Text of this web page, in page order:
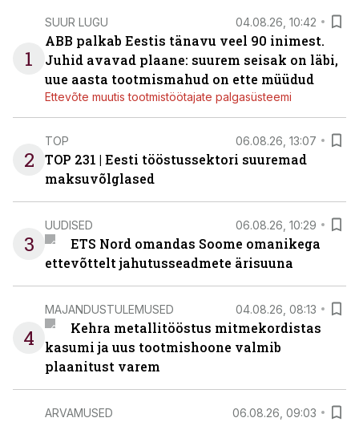
1
SUUR LUGU 04.08.26, 10:42
ABB palkab Eestis tänavu veel 90 inimest.
Juhid avavad plaane: suurem seisak on läbi,
uue aasta tootmismahud on ette müüdud
Ettevõte muutis tootmistöötajate palgasüsteemi
2
TOP 06.08.26, 13:07
TOP 231 | Eesti tööstussektori suuremad
maksuvõlglased
3
UUDISED 06.08.26, 10:29
ETS Nord omandas Soome omanikega
ettevõttelt jahutusseadmete ärisuuna
4
MAJANDUSTULEMUSED 04.08.26, 08:13
Kehra metallitööstus mitmekordistas
kasumi ja uus tootmishoone valmib
plaanitust varem
ARVAMUSED 06.08.26, 09:03